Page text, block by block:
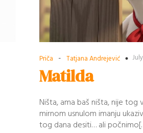
Priča - Tatjana Andrejević
Matilda
Ništa, ama baš ništa, nije tog
mirnom usnulom imanju
tog dana desiti… ali